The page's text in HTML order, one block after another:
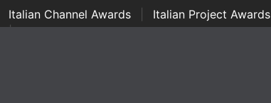
Italian Channel Awards Italian Project Awards
| ...